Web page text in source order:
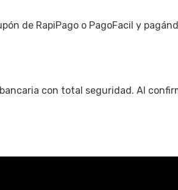
de RapiPago o PagoFacil y
con total seguridad. Al